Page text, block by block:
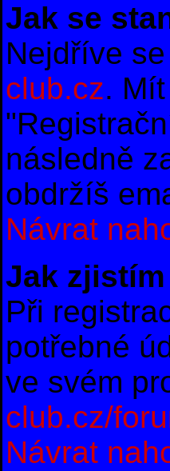
Jak se
Nejdříve
club.cz.
následně
obdržíš
Návrat
Jak
Při
potřebné
ve svém
club.cz/
Návrat